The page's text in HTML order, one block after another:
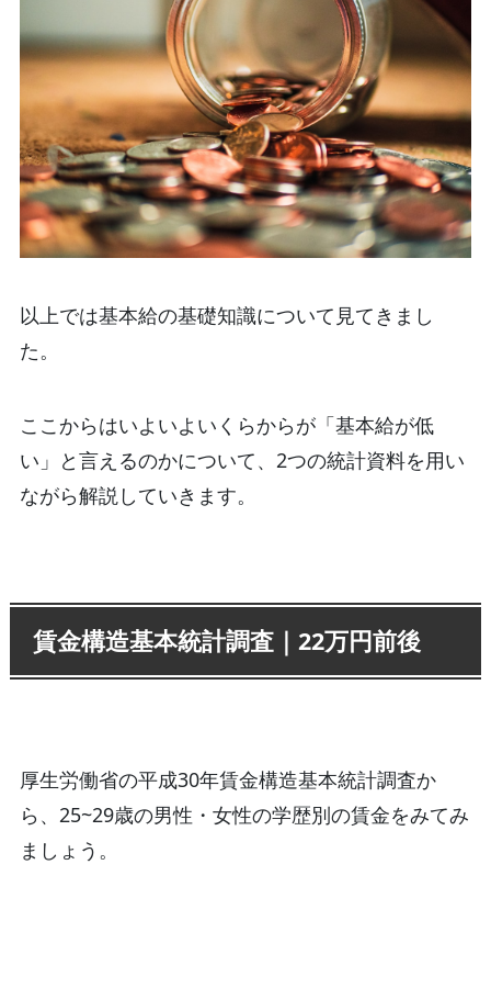
以上では基本給の基礎知識について見てきまし
た。
ここからはいよいよいくらからが「基本給が低
い」と言えるのかについて、2つの統計資料を用い
ながら解説していきます。
賃金構造基本統計調査｜22万円前後
厚生労働省の平成30年賃金構造基本統計調査か
ら、25~29歳の男性・女性の学歴別の賃金をみてみ
ましょう。